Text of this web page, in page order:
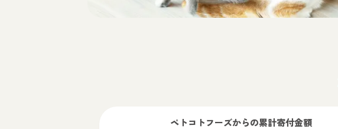
ペトコトフーズからの累計寄付金額